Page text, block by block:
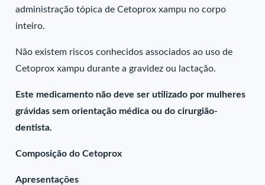
administração tópica de Cetoprox xampu no corpo
inteiro.
Não existem riscos conhecidos associados ao uso de
Cetoprox xampu durante a gravidez ou lactação.
Este medicamento não deve ser utilizado por mulheres
grávidas sem orientação médica ou do cirurgião-
dentista.
Composição do Cetoprox
Apresentações